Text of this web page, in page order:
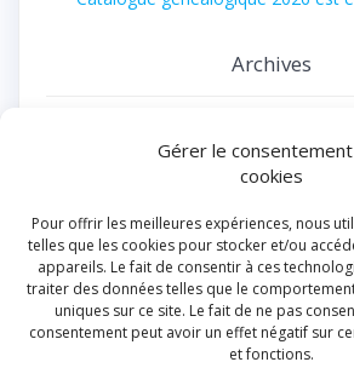
Gérer le
cookies
Pour offrir les meilleures expériences, nous
telles que les cookies pour stocker et/ou
appareils. Le fait de consentir à ces
traiter des données telles que le
uniques sur ce site. Le fait de ne pas
consentement peut avoir un effet négatif sur
et fonctions.
Archives
juin 2026
décembre 2025
novembre 2025
juillet 2025
juin 2025